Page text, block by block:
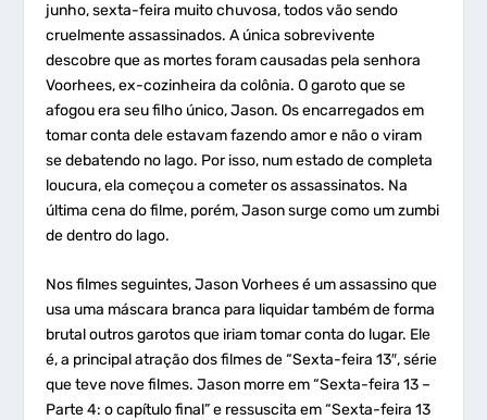
junho, sexta-feira muito chuvosa, todos vão sendo
cruelmente assassinados. A única sobrevivente
descobre que as mortes foram causadas pela senhora
Voorhees, ex-cozinheira da colônia. O garoto que se
afogou era seu filho único, Jason. Os encarregados em
tomar conta dele estavam fazendo amor e não o viram
se debatendo no lago. Por isso, num estado de completa
loucura, ela começou a cometer os assassinatos. Na
última cena do filme, porém, Jason surge como um zumbi
de dentro do lago.
Nos filmes seguintes, Jason Vorhees é um assassino que
usa uma máscara branca para liquidar também de forma
brutal outros garotos que iriam tomar conta do lugar. Ele
é, a principal atração dos filmes de “Sexta-feira 13″, série
que teve nove filmes. Jason morre em “Sexta-feira 13 –
Parte 4: o capítulo final”e ressuscita em “Sexta-feira 13